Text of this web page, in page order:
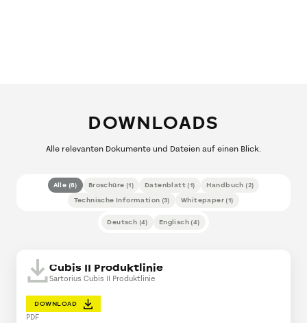
DOWNLOADS
Alle relevanten Dokumente und Dateien auf einen Blick.
Alle (8) Broschüre (1) Datenblatt (1) Handbuch (2)
Technische Information (3) Whitepaper(1)
Deutsch (4) Englisch (4)
Cubis II Produktlinie
Sartorius Cubis II Produktlinie
DOWNLOAD
PDF